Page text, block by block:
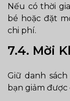
Nếu có thời
bé hoặc đặt
chi phí.
7.4. Mời
Giữ danh
bạn giảm